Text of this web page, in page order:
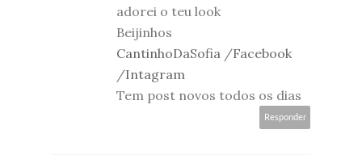
adorei o teu look
Beijinhos
CantinhoDaSofia /Facebook
/Intagram
Tem post novos todos os dias
Responder